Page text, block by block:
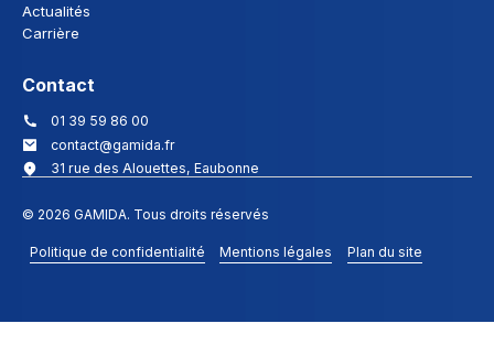
Actualités
Carrière
Contact
01 39 59 86 00
contact@gamida.fr
31 rue des Alouettes, Eaubonne
© 2026 GAMIDA. Tous droits réservés
Politique de confidentialité Mentions légales Plan du site